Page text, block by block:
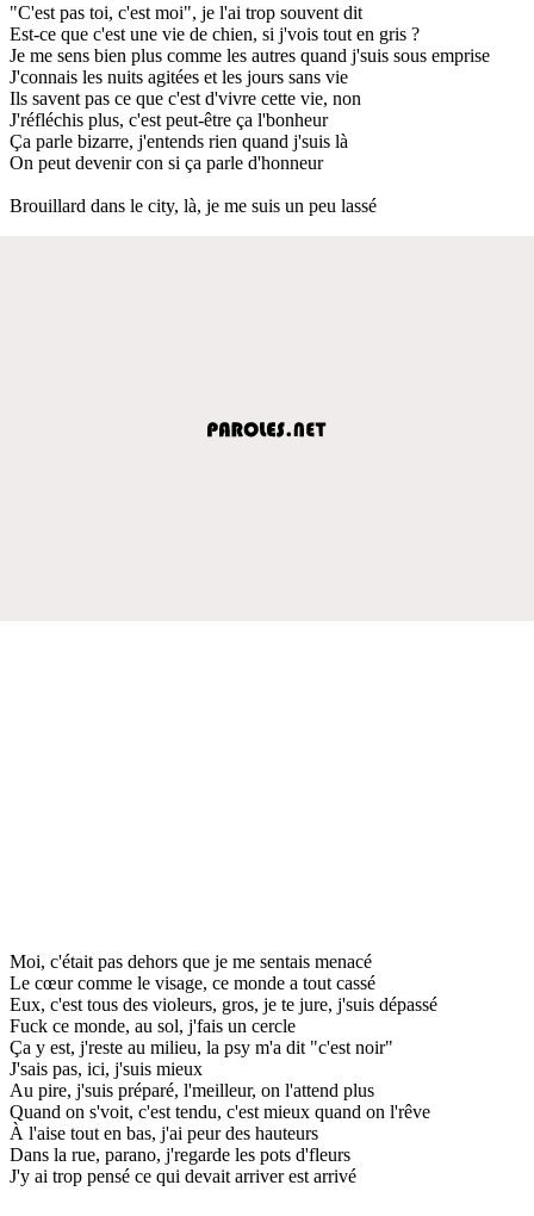
"C'est pas toi, c'est moi", je l'ai trop souvent dit
Est-ce que c'est une vie de chien, si j'vois tout en gris ?
Je me sens bien plus comme les autres quand j'suis sous emprise
J'connais les nuits agitées et les jours sans vie
Ils savent pas ce que c'est d'vivre cette vie, non
J'réfléchis plus, c'est peut-être ça l'bonheur
Ça parle bizarre, j'entends rien quand j'suis là
On peut devenir con si ça parle d'honneur
Brouillard dans le city, là, je me suis un peu lassé
Moi, c'était pas dehors que je me sentais menacé
Le cœur comme le visage, ce monde a tout cassé
Eux, c'est tous des violeurs, gros, je te jure, j'suis dépassé
Fuck ce monde, au sol, j'fais un cercle
Ça y est, j'reste au milieu, la psy m'a dit "c'est noir"
J'sais pas, ici, j'suis mieux
Au pire, j'suis préparé, l'meilleur, on l'attend plus
Quand on s'voit, c'est tendu, c'est mieux quand on l'rêve
À l'aise tout en bas, j'ai peur des hauteurs
Dans la rue, parano, j'regarde les pots d'fleurs
J'y ai trop pensé ce qui devait arriver est arrivé